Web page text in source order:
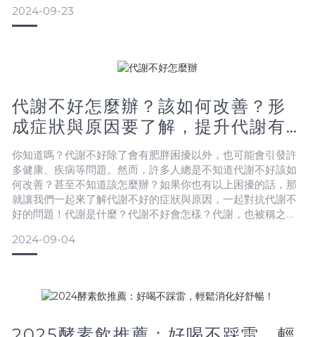
吃飯過後，胃部或腹部感到不適，也可能會連帶產生其他消化
道症狀，例如：灼熱感、脹氣、噁心等。基本上，消化不良的
2024-09-23
代謝不好怎麼辦？該如何改善？形
成症狀與原因要了解，提升代謝有
撇步！
你知道嗎？代謝不好除了會有肥胖困擾以外，也可能會引發許
多健康、疾病等問題。然而，許多人總是不知道代謝不好該如
何改善？甚至不知道該怎麼辦？如果你也有以上困擾的話，那
就讓我們一起來了解代謝不好的症狀與原因，一起對抗代謝不
好的問題！代謝是什麼？代謝不好會怎樣？代謝，也被稱之為
泄等過程轉化成熱量（能量），燃燒這些熱量運行身體機制，
維持生命與活動的過程。而人體是仰賴「新陳代謝」而生的，
掉身體內陳舊不
2024-09-04